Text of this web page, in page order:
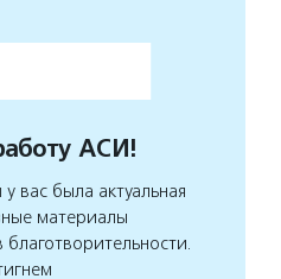
АСИ!
вас была актуальная
материалы